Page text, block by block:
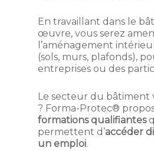
En travaillant dans le
œuvre, vous serez
l’aménagement
(sols, murs, plafonds),
entreprises ou des
Le secteur du bâtiment
? Forma-Protec®
formations qualifiantes
permettent d’accéder
un emploi.